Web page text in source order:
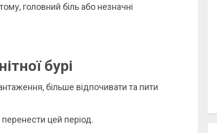
головний біль або незначні
бурі
більше відпочивати та пити
цей період.